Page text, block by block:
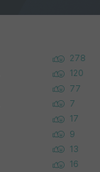
278
120
77
7
17
9
13
16